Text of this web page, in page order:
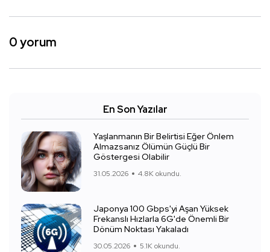
0 yorum
En Son Yazılar
Yaşlanmanın Bir Belirtisi Eğer Önlem
Almazsanız Ölümün Güçlü Bir
Göstergesi Olabilir
31.05.2026 4.8K okundu.
Japonya 100 Gbps'yi Aşan Yüksek
Frekanslı Hızlarla 6G'de Önemli Bir
Dönüm Noktası Yakaladı
30.05.2026 5.1K okundu.